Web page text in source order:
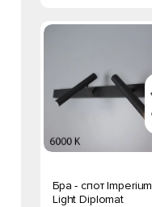
Бра - спот Imperium
Light Diplomat